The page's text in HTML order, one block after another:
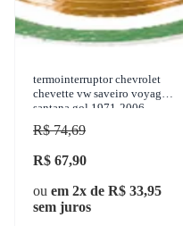
termointerruptor chevrolet
chevette vw saveiro voyage
santana gol 1971-2006
wahler - 6010.92
R$ 74,69
R$ 67,90
ou em 2x de R$ 33,95
sem juros